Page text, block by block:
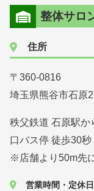
整体サロ
住所
〒360-0816
埼玉県熊谷市石原
秩父鉄道 石原駅か
口バス停 徒歩30秒
※店舗より50m先
営業時間・定休日